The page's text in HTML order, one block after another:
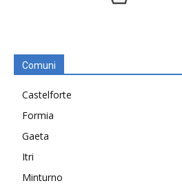
Comuni
Castelforte
Formia
Gaeta
Itri
Minturno